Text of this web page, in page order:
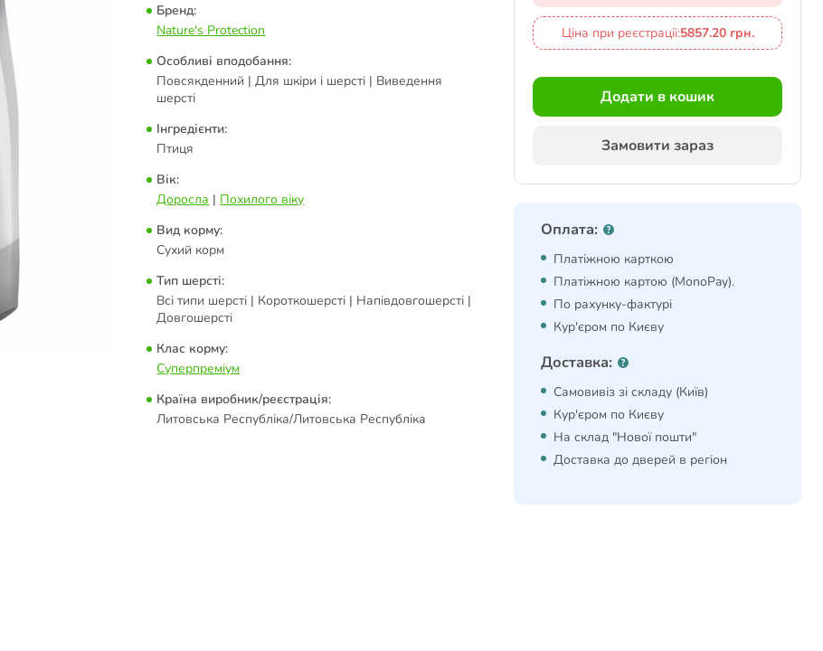
Бренд:
Nature's Protection
Особливі вподобання:
Повсякденний | Для шкіри і шерсті | Виведення
шерсті
Інгредієнти:
Птиця
Вік:
Доросла | Похилого віку
Вид корму:
Сухий корм
Тип шерсті:
Всі типи шерсті | Короткошерсті | Напівдовгошерсті |
Довгошерсті
Клас корму:
Суперпреміум
Країна виробник/реєстрація:
Литовська Республіка/Литовська Республіка
Ціна при реєстрації:5857.20 грн.
Додати в кошик
Замовити зараз
Оплата:
Платіжною карткою
Платіжною картою (MonoPay).
По рахунку-фактурі
Кур'єром по Києву
Доставка:
Самовивіз зі складу (Київ)
Кур'єром по Києву
На склад "Нової пошти"
Доставка до дверей в регіон